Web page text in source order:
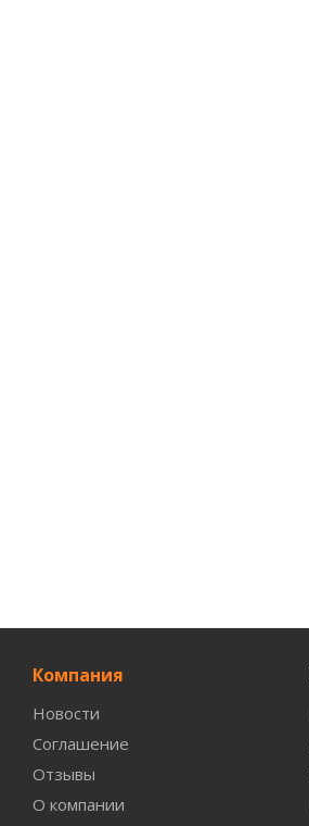
Компания
Новости
Соглашение
Отзывы
О компании